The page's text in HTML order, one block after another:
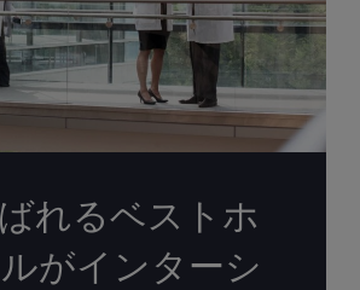
れるベストホ
がインターシ